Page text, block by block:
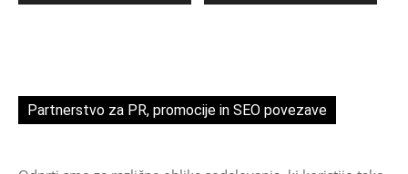
Partnerstvo za PR, promocije in SEO povezave